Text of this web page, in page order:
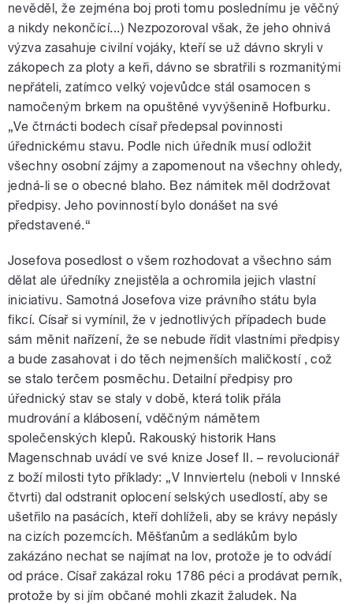
nevěděl, že zejména boj proti tomu poslednímu je věčný
a nikdy nekončící...) Nezpozoroval však, že jeho ohnivá
výzva zasahuje civilní vojáky, kteří se už dávno skryli v
zákopech za ploty a keři, dávno se sbratřili s rozmanitými
nepřáteli, zatímco velký vojevůdce stál osamocen s
namočeným brkem na opuštěné vyvýšenině Hofburku.
„Ve čtrnácti bodech císař předepsal povinnosti
úřednickému stavu. Podle nich úředník musí odložit
všechny osobní zájmy a zapomenout na všechny ohledy,
jedná-li se o obecné blaho. Bez námitek měl dodržovat
předpisy. Jeho povinností bylo donášet na své
představené.“
Josefova posedlost o všem rozhodovat a všechno sám
dělat ale úředníky znejistěla a ochromila jejich vlastní
iniciativu. Samotná Josefova vize právního státu byla
fikcí. Císař si vymínil, že v jednotlivých případech bude
sám měnit nařízení, že se nebude řídit vlastními předpisy
a bude zasahovat i do těch nejmenších maličkostí , což
se stalo terčem posměchu. Detailní předpisy pro
úřednický stav se staly v době, která tolik přála
mudrování a klábosení, vděčným námětem
společenských klepů. Rakouský historik Hans
Magenschnab uvádí ve své knize Josef II. – revolucionář
z boží milosti tyto příklady: „V Innviertelu (neboli v Innské
čtvrti) dal odstranit oplocení selských usedlostí, aby se
ušetřilo na pasácích, kteří dohlíželi, aby se krávy nepásly
na cizích pozemcích. Měšťanům a sedlákům bylo
zakázáno nechat se najímat na lov, protože je to odvádí
od práce. Císař zakázal roku 1786 péci a prodávat perník,
protože by si jím občané mohli zkazit žaludek. Na